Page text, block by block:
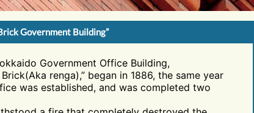
Government Building”
Government Office Building,
renga),” began in 1886, the same year
was established, and was completed two